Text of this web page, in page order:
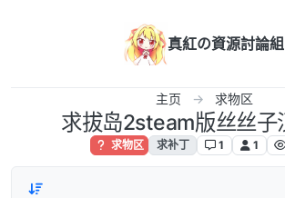
真紅の資源討論組
主页 求物区
求拔岛2steam版丝丝子
求物区 求补丁 1 1